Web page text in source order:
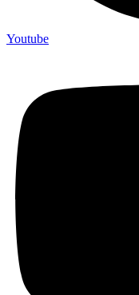
Youtube